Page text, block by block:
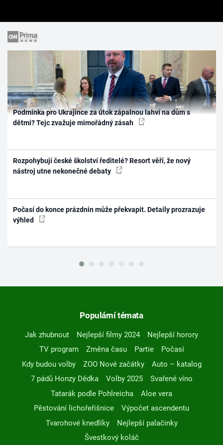
Podmínka pro Ukrajince za útok zápalnou lahví na dům s
dětmi? Tejc zvažuje mimořádný zásah
Rozpohybují české školství ředitelé? Resort věří, že nový
nástroj utne nekonečné debaty
Počasí do konce prázdnin může překvapit. Detaily prozrazuje
výhled
Populární témata
Jak zhubnout Nejlepší filmy 2024
Nejlepší horory
TV program
Změna času Partie
Počasí
Kdy budou volby
ZOO Nové začátky
Auto – katalog
7 pádů Honzy Dědka
Volby 2025
Svařené víno
Tatarák podle Pohlreicha
Aloe vera
Pěstování lichořeřišnice
Výpočet ascendentu
Tvarohové knedlíky
Nejlepší palačinky
Švestkový koláč